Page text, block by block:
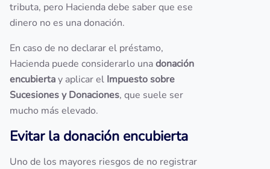
tributa, pero Hacienda debe saber que ese
dinero no es una donación.
En caso de no declarar el préstamo,
Hacienda puede considerarlo unadonación
encubiertay aplicar el Impuesto sobre
Sucesiones y Donaciones, que suele ser
mucho más elevado.
Evitar la donación encubierta
Uno de los mayores riesgos de no registrar